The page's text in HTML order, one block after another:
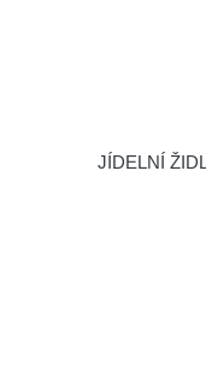
JÍDELNÍ